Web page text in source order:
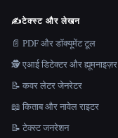
✍️टेक्स्ट और लेखन
📄 PDF और डॉक्यूमेंट टूल
🕵️ एआई डिटेक्टर और ह्यूमनाइज़र
📝 कवर लेटर जेनरेटर
📖 किताब और नावेल राइटर
📝 टेक्स्ट जनरेशन